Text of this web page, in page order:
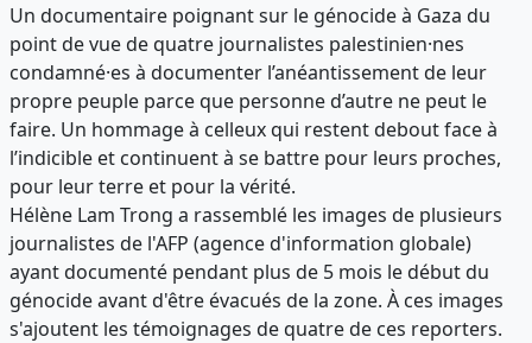
Un documentaire poignant sur le génocide à Gaza du
point de vue de quatre journalistes palestinien·nes
condamné·es à documenter l’anéantissement de leur
propre peuple parce que personne d’autre ne peut le
faire. Un hommage à celleux qui restent debout face à
l’indicible et continuent à se battre pour leurs proches,
pour leur terre et pour la vérité.
Hélène Lam Trong a rassemblé les images de plusieurs
journalistes de l'AFP (agence d'information globale)
ayant documenté pendant plus de 5 mois le début du
génocide avant d'être évacués de la zone. À ces images
s'ajoutent les témoignages de quatre de ces reporters.